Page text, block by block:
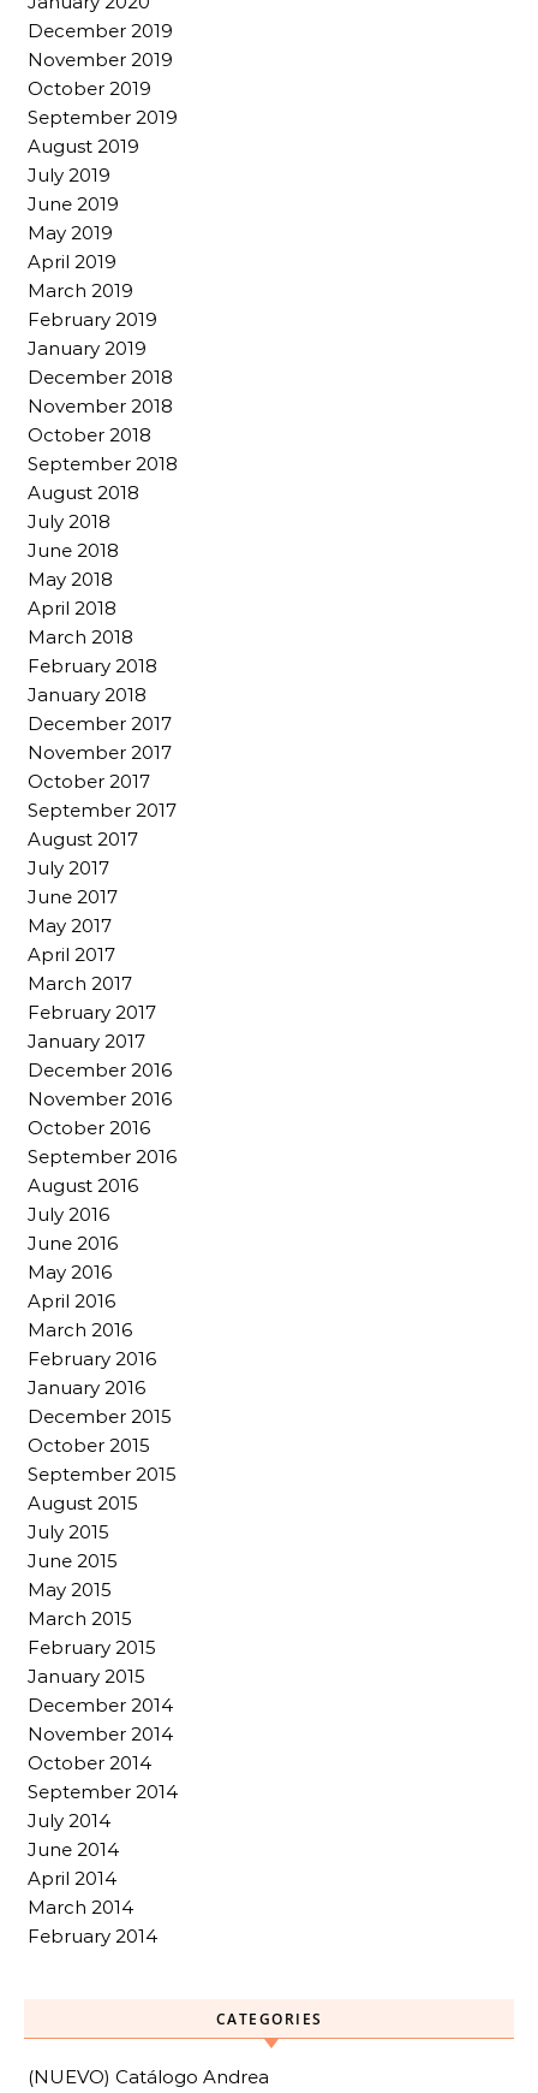
December 2019
November 2019
October 2019
September 2019
August 2019
July 2019
June 2019
May 2019
April 2019
March 2019
February 2019
January 2019
December 2018
November 2018
October 2018
September 2018
August 2018
July 2018
June 2018
May 2018
April 2018
March 2018
February 2018
January 2018
December 2017
November 2017
October 2017
September 2017
August 2017
July 2017
June 2017
May 2017
April 2017
March 2017
February 2017
January 2017
December 2016
November 2016
October 2016
September 2016
August 2016
July 2016
June 2016
May 2016
April 2016
March 2016
February 2016
January 2016
December 2015
October 2015
September 2015
August 2015
July 2015
June 2015
May 2015
March 2015
February 2015
January 2015
December 2014
November 2014
October 2014
September 2014
July 2014
June 2014
April 2014
March 2014
February 2014
CATEGORIES
(NUEVO) Catálogo Andrea